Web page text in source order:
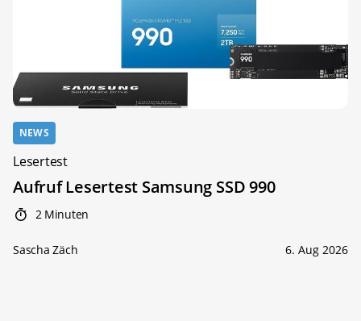
NEWS
Lesertest
Aufruf Lesertest Samsung SSD 990
2 Minuten
Sascha Zäch 6. Aug 2026